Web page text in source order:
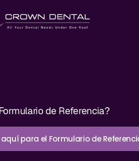
de Referencia?
para el Formulario de